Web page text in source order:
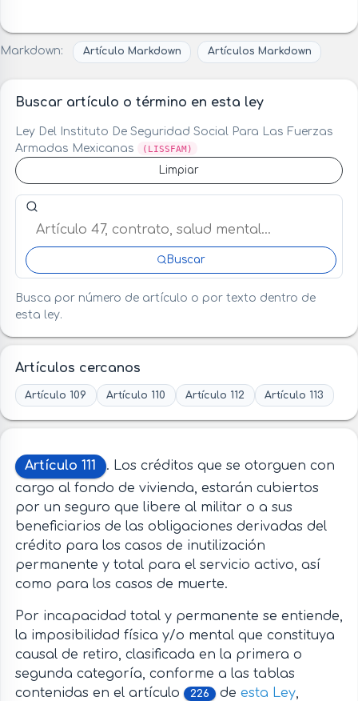
Markdown: Artículo Markdown Artículos Markdown
Buscar artículo o término en esta ley
Ley Del Instituto De Seguridad Social Para Las Fuerzas
Armadas Mexicanas
(LISSFAM)
Limpiar
Buscar artículo o término en esta ley
Buscar
Busca por número de artículo o por texto dentro de
esta ley.
Artículos cercanos
Artículo 109 Artículo 110 Artículo 112 Artículo 113
Artículo 111
. Los créditos que se otorguen con
cargo al fondo de vivienda, estarán cubiertos
por un seguro que libere al militar o a sus
beneficiarios de las obligaciones derivadas del
crédito para los casos de inutilización
permanente y total para el servicio activo, así
como para los casos de muerte.
Por incapacidad total y permanente se entiende,
la imposibilidad física y/o mental que constituya
causal de retiro, clasificada en la primera o
segunda categoría, conforme a las tablas
contenidas en el artículo
226 de esta Ley,